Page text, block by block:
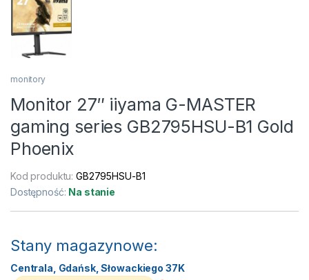
monitory
Monitor 27″ iiyama G-MASTER
gaming series GB2795HSU-B1 Gold
Phoenix
Kod produktu:GB2795HSU-B1
Dostępność: Na stanie
Stany magazynowe:
Centrala, Gdańsk, Słowackiego 37K